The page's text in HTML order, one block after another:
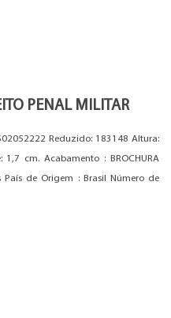
PENAL MILITAR
Reduzido: 183148 Altura:
cm. Acabamento : BROCHURA
de Origem : Brasil Número de